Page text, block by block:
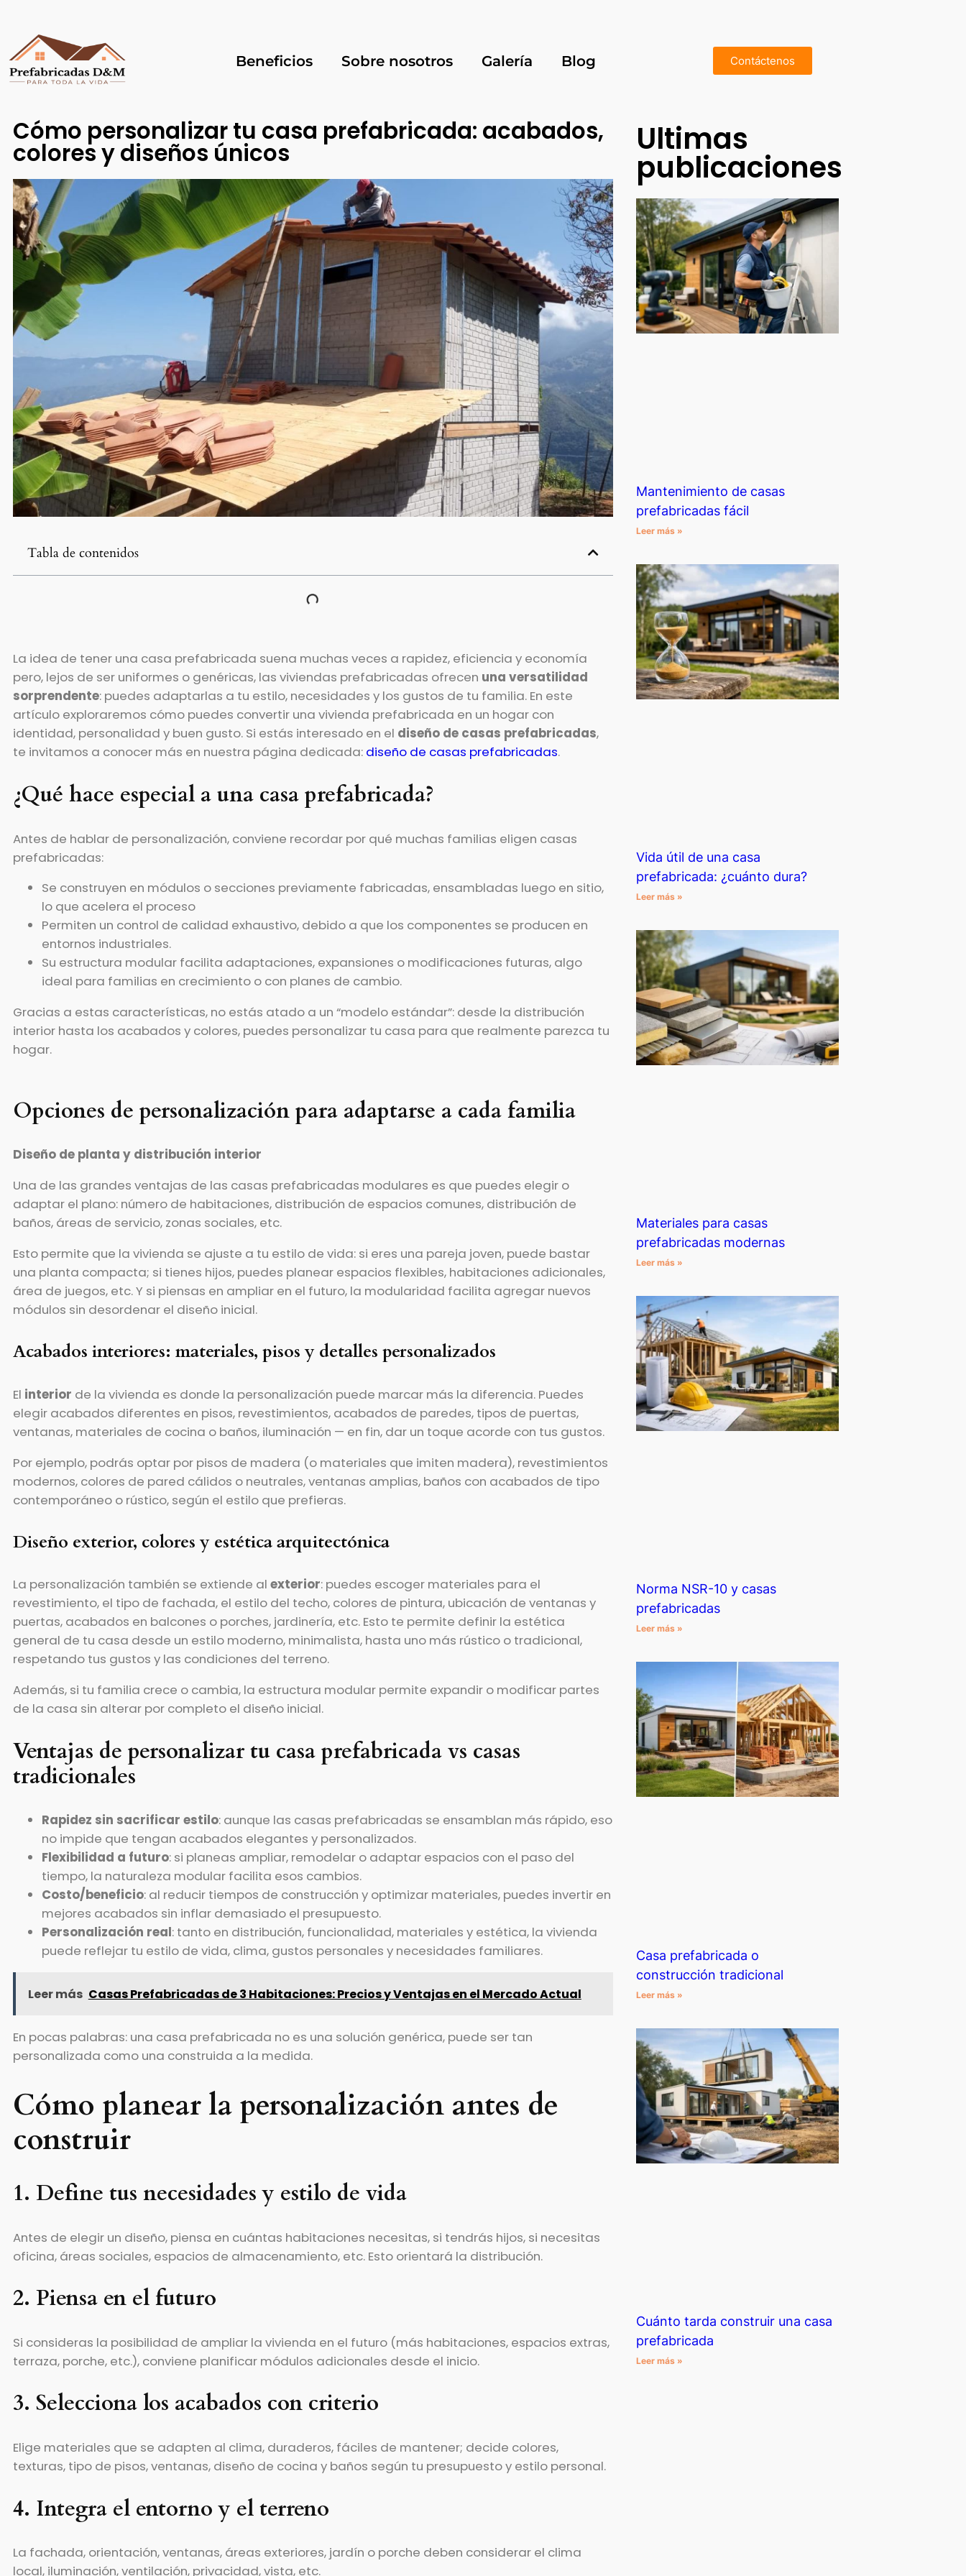
Beneficios Sobre nosotros Galería Blog Contáctenos
Cómo personalizar tu casa prefabricada: acabados,
colores y diseños únicos
Tabla de contenidos
La idea de tener una casa prefabricada suena muchas veces a rapidez, eficiencia y economía
pero, lejos de ser uniformes o genéricas, las viviendas prefabricadas ofrecen una versatilidad
sorprendente: puedes adaptarlas a tu estilo, necesidades y los gustos de tu familia. En este
artículo exploraremos cómo puedes convertir una vivienda prefabricada en un hogar con
identidad, personalidad y buen gusto. Si estás interesado en el diseño de casas prefabricadas,
te invitamos a conocer más en nuestra página dedicada: diseño de casas prefabricadas.
¿Qué hace especial a una casa prefabricada?
Antes de hablar de personalización, conviene recordar por qué muchas familias eligen casas
prefabricadas:
Se construyen en módulos o secciones previamente fabricadas, ensambladas luego en sitio,
lo que acelera el proceso
Permiten un control de calidad exhaustivo, debido a que los componentes se producen en
entornos industriales.
Su estructura modular facilita adaptaciones, expansiones o modificaciones futuras, algo
ideal para familias en crecimiento o con planes de cambio.
Gracias a estas características, no estás atado a un “modelo estándar”: desde la distribución
interior hasta los acabados y colores, puedes personalizar tu casa para que realmente parezca tu
hogar.
Opciones de personalización para adaptarse a cada familia
Diseño de planta y distribución interior
Una de las grandes ventajas de las casas prefabricadas modulares es que puedes elegir o
adaptar el plano: número de habitaciones, distribución de espacios comunes, distribución de
baños, áreas de servicio, zonas sociales, etc.
Esto permite que la vivienda se ajuste a tu estilo de vida: si eres una pareja joven, puede bastar
una planta compacta; si tienes hijos, puedes planear espacios flexibles, habitaciones adicionales,
área de juegos, etc. Y si piensas en ampliar en el futuro, la modularidad facilita agregar nuevos
módulos sin desordenar el diseño inicial.
Acabados interiores: materiales, pisos y detalles personalizados
El interior de la vivienda es donde la personalización puede marcar más la diferencia. Puedes
elegir acabados diferentes en pisos, revestimientos, acabados de paredes, tipos de puertas,
ventanas, materiales de cocina o baños, iluminación — en fin, dar un toque acorde con tus gustos.
Por ejemplo, podrás optar por pisos de madera (o materiales que imiten madera), revestimientos
modernos, colores de pared cálidos o neutrales, ventanas amplias, baños con acabados de tipo
contemporáneo o rústico, según el estilo que prefieras.
Diseño exterior, colores y estética arquitectónica
La personalización también se extiende al exterior: puedes escoger materiales para el
revestimiento, el tipo de fachada, el estilo del techo, colores de pintura, ubicación de ventanas y
puertas, acabados en balcones o porches, jardinería, etc. Esto te permite definir la estética
general de tu casa desde un estilo moderno, minimalista, hasta uno más rústico o tradicional,
respetando tus gustos y las condiciones del terreno.
Además, si tu familia crece o cambia, la estructura modular permite expandir o modificar partes
de la casa sin alterar por completo el diseño inicial.
Ventajas de personalizar tu casa prefabricada vs casas
tradicionales
Rapidez sin sacrificar estilo: aunque las casas prefabricadas se ensamblan más rápido, eso
no impide que tengan acabados elegantes y personalizados.
Flexibilidad a futuro: si planeas ampliar, remodelar o adaptar espacios con el paso del
tiempo, la naturaleza modular facilita esos cambios.
Costo/beneficio: al reducir tiempos de construcción y optimizar materiales, puedes invertir en
mejores acabados sin inflar demasiado el presupuesto.
Personalización real: tanto en distribución, funcionalidad, materiales y estética, la vivienda
puede reflejar tu estilo de vida, clima, gustos personales y necesidades familiares.
Leer más Casas Prefabricadas de 3 Habitaciones: Precios y Ventajas en el Mercado Actual
En pocas palabras: una casa prefabricada no es una solución genérica, puede ser tan
personalizada como una construida a la medida.
Cómo planear la personalización antes de
construir
1. Define tus necesidades y estilo de vida
Antes de elegir un diseño, piensa en cuántas habitaciones necesitas, si tendrás hijos, si necesitas
oficina, áreas sociales, espacios de almacenamiento, etc. Esto orientará la distribución.
2. Piensa en el futuro
Si consideras la posibilidad de ampliar la vivienda en el futuro (más habitaciones, espacios extras,
terraza, porche, etc.), conviene planificar módulos adicionales desde el inicio.
3. Selecciona los acabados con criterio
Elige materiales que se adapten al clima, duraderos, fáciles de mantener; decide colores,
texturas, tipo de pisos, ventanas, diseño de cocina y baños según tu presupuesto y estilo personal.
4. Integra el entorno y el terreno
La fachada, orientación, ventanas, áreas exteriores, jardín o porche deben considerar el clima
local, iluminación, ventilación, privacidad, vista, etc.
Ultimas
publicaciones
Mantenimiento de casas
prefabricadas fácil
Leer más »
Vida útil de una casa
prefabricada: ¿cuánto dura?
Leer más »
Materiales para casas
prefabricadas modernas
Leer más »
Norma NSR-10 y casas
prefabricadas
Leer más »
Casa prefabricada o
construcción tradicional
Leer más »
Cuánto tarda construir una casa
prefabricada
Leer más »